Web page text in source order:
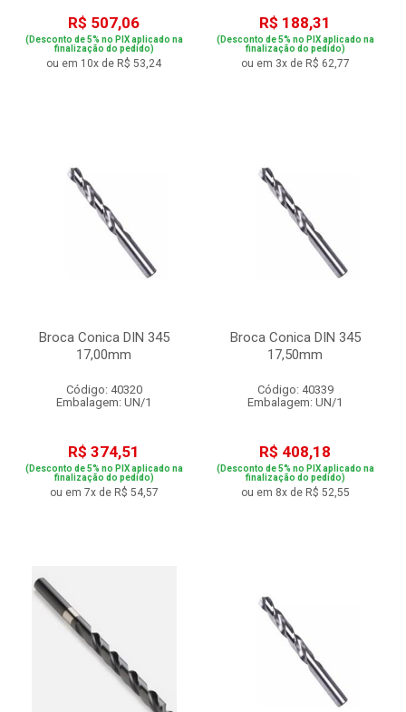
R$ 507,06
(Desconto de 5% no PIX aplicado na
finalização do pedido)
ou em 10x de R$ 53,24
R$ 188,31
(Desconto de 5% no PIX aplicado na
finalização do pedido)
ou em 3x de R$ 62,77
Broca Conica DIN 345
17,00mm
Código: 40320
Embalagem: UN/1
R$ 374,51
(Desconto de 5% no PIX aplicado na
finalização do pedido)
ou em 7x de R$ 54,57
Broca Conica DIN 345
17,50mm
Código: 40339
Embalagem: UN/1
R$ 408,18
(Desconto de 5% no PIX aplicado na
finalização do pedido)
ou em 8x de R$ 52,55